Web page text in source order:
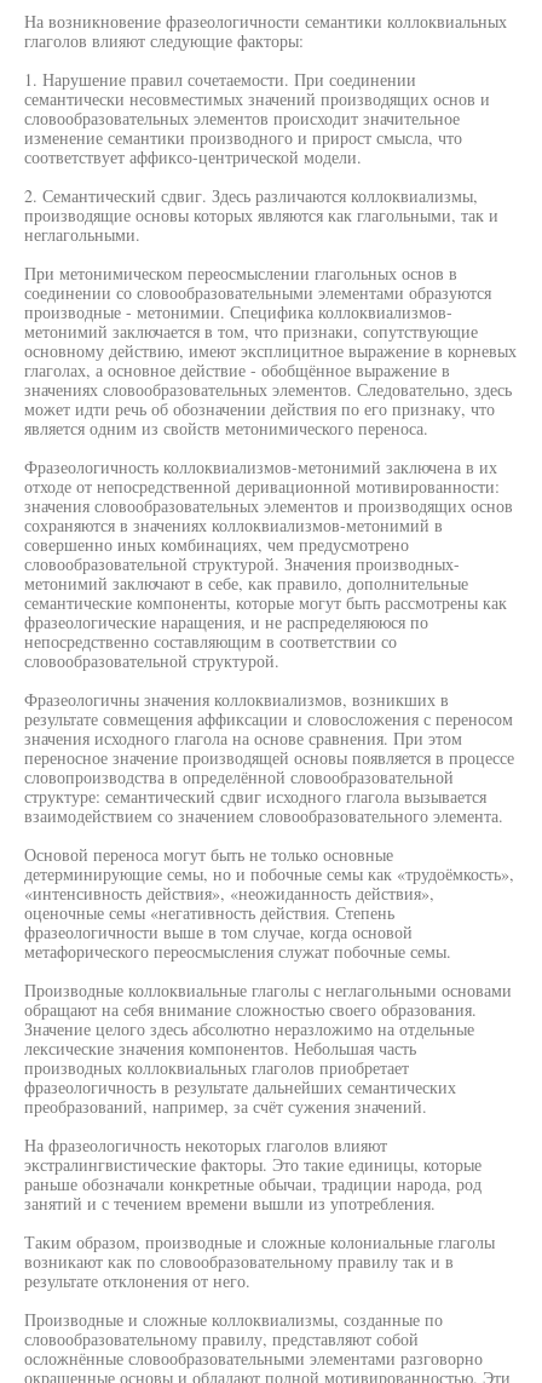
На возникновение фразеологичности семантики коллоквиальных
глаголов влияют следующие факторы:
1. Нарушение правил сочетаемости. При соединении
семантически несовместимых значений производящих основ и
словообразовательных элементов происходит значительное
изменение семантики производного и прирост смысла, что
соответствует аффиксо-центрической модели.
2. Семантический сдвиг. Здесь различаются коллоквиализмы,
производящие основы которых являются как глагольными, так и
неглагольными.
При метонимическом переосмыслении глагольных основ в
соединении со словообразовательными элементами образуются
производные - метонимии. Специфика коллоквиализмов-
метонимий заключается в том, что признаки, сопутствующие
основному действию, имеют эксплицитное выражение в корневых
глаголах, а основное действие - обобщённое выражение в
значениях словообразовательных элементов. Следовательно, здесь
может идти речь об обозначении действия по его признаку, что
является одним из свойств метонимического переноса.
Фразеологичность коллоквиализмов-метонимий заключена в их
отходе от непосредственной деривационной мотивированности:
значения словообразовательных элементов и производящих основ
сохраняются в значениях коллоквиализмов-метонимий в
совершенно иных комбинациях, чем предусмотрено
словообразовательной структурой. Значения производных-
метонимий заключают в себе, как правило, дополнительные
семантические компоненты, которые могут быть рассмотрены как
фразеологические наращения, и не распределяююся по
непосредственно составляющим в соответствии со
словообразовательной структурой.
Фразеологичны значения коллоквиализмов, возникших в
результате совмещения аффиксации и словосложения с переносом
значения исходного глагола на основе сравнения. При этом
переносное значение производящей основы появляется в процессе
словопроизводства в определённой словообразовательной
структуре: семантический сдвиг исходного глагола вызывается
взаимодействием со значением словообразовательного элемента.
Основой переноса могут быть не только основные
детерминирующие семы, но и побочные семы как «трудоёмкость»,
«интенсивность действия», «неожиданность действия»,
оценочные семы «негативность действия. Степень
фразеологичности выше в том случае, когда основой
метафорического переосмысления служат побочные семы.
Производные коллоквиальные глаголы с неглагольными основами
обращают на себя внимание сложностью своего образования.
Значение целого здесь абсолютно неразложимо на отдельные
лексические значения компонентов. Небольшая часть
производных коллоквиальных глаголов приобретает
фразеологичность в результате дальнейших семантических
преобразований, например, за счёт сужения значений.
На фразеологичность некоторых глаголов влияют
экстралингвистические факторы. Это такие единицы, которые
раньше обозначали конкретные обычаи, традиции народа, род
занятий и с течением времени вышли из употребления.
Таким образом, производные и сложные колониальные глаголы
возникают как по словообразовательному правилу так и в
результате отклонения от него.
Производные и сложные коллоквиализмы, созданные по
словообразовательному правилу, представляют собой
осложнённые словообразовательными элементами разговорно
окрашенные основы и обладают полной мотивированностью. Эти